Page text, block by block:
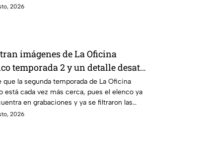
2026
imágenes de La Oficina
temporada 2 y un detalle desata
entre los fans
que la segunda temporada de La Oficina
está cada vez más cerca, pues el elenco ya
en grabaciones y ya se filtraron las
imágenes del set.
2026